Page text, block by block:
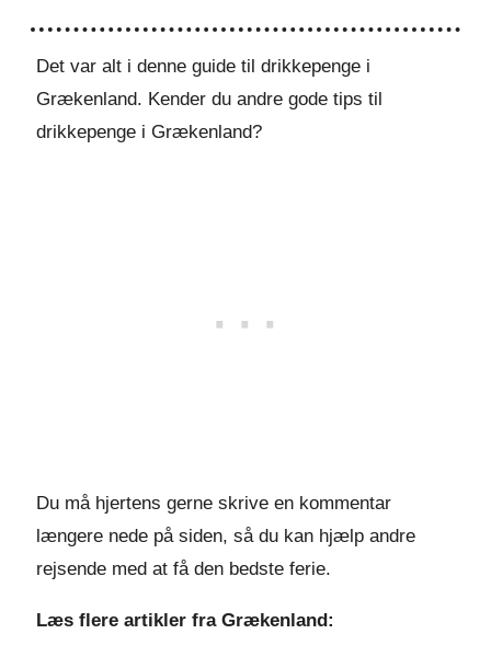
Det var alt i denne guide til drikkepenge i
Grækenland. Kender du andre gode tips til
drikkepenge i Grækenland?
Du må hjertens gerne skrive en kommentar
længere nede på siden, så du kan hjælp andre
rejsende med at få den bedste ferie.
Læs flere artikler fra Grækenland: